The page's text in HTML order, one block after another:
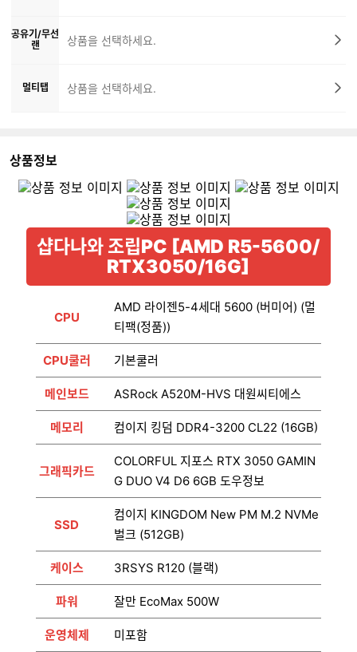
공유기/무선
랜
상품을 선택하세요.
멀티탭 상품을 선택하세요.
상품정보
샵다나와 조립PC [AMD R5-5600/
RTX3050/16G]
CPU
AMD 라이젠5-4세대 5600 (버미어) (멀
티팩(정품))
CPU쿨러 기본쿨러
메인보드 ASRock A520M-HVS 대원씨티에스
메모리 컴이지 킹덤 DDR4-3200 CL22 (16GB)
그래픽카드
COLORFUL 지포스 RTX 3050 GAMIN
G DUO V4 D6 6GB 도우정보
SSD
컴이지 KINGDOM New PM M.2 NVMe
벌크 (512GB)
케이스 3RSYS R120 (블랙)
파워 잘만 EcoMax 500W
운영체제 미포함